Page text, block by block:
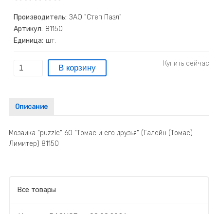
Производитель: ЗАО "Степ Пазл"
Артикул: 81150
Единица: шт.
Описание
Мозаика "puzzle" 60 "Томас и его друзья" (Галейн (Томас)
Лимитер) 81150
Все товары